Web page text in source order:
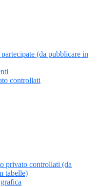
(da pubblicare in
controllati
privato controllati (da
tabelle)